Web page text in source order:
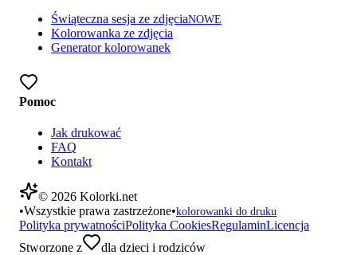
Świąteczna sesja ze zdjęciaNOWE
Kolorowanka ze zdjęcia
Generator kolorowanek
Pomoc
Jak drukować
FAQ
Kontakt
© 2026 Kolorki.net
•Wszystkie prawa zastrzeżone•kolorowanki do druku
Polityka prywatnościPolityka CookiesRegulaminLicencja
Stworzone z
dla dzieci i rodziców